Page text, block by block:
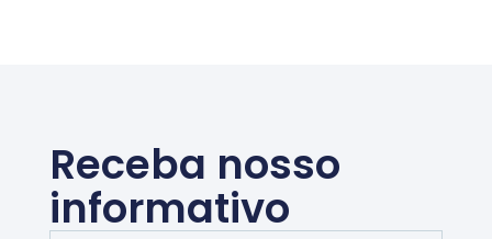
Receba nosso
informativo